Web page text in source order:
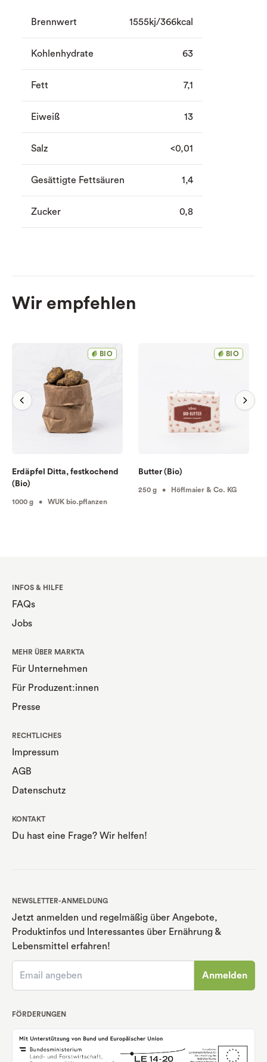
Brennwert 1555kj/366kcal
Kohlenhydrate 63
Fett 7,1
Eiweiß 13
Salz <0,01
Gesättigte Fettsäuren 1,4
Zucker 0,8
Wir empfehlen
BIO
Erdäpfel Ditta, festkochend
(Bio)
1000 g • WUK bio.pflanzen
BIO
Butter (Bio)
250 g • Höflmaier & Co. KG
INFOS & HILFE
FAQs
Jobs
MEHR ÜBER MARKTA
Für Unternehmen
Für Produzent:innen
Presse
RECHTLICHES
Impressum
AGB
Datenschutz
KONTAKT
Du hast eine Frage? Wir helfen!
NEWSLETTER-ANMELDUNG
Jetzt anmelden und regelmäßig über Angebote,
Produktinfos und Interessantes über Ernährung &
Lebensmittel erfahren!
Anmelden
FÖRDERUNGEN